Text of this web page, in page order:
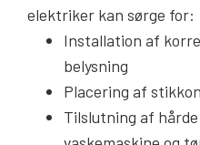
elektriker kan sørge for:
Installation af
belysning
Placering af
Tilslutning af